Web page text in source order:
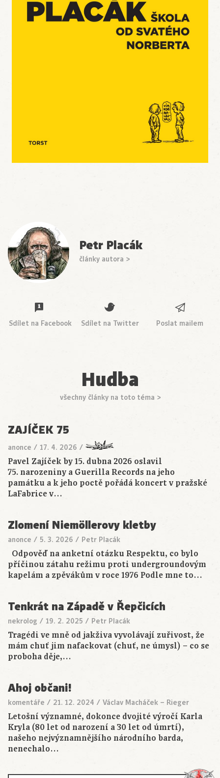
Petr Placák
články autora >
Sdílet na Facebook Sdílet na Twitter Poslat mailem
Hudba
všechny články na toto téma >
ZAJÍČEK 75
anonce / 17. 4. 2026 /
Pavel Zajíček by 15. dubna 2026 oslavil
75. narozeniny a Guerilla Records na jeho
památku a k jeho poctě pořádá koncert v pražské
LaFabrice v…
Zlomení Niemöllerovy kletby
anonce / 5. 3. 2026 / Petr Placák
Odpověď na anketní otázku Respektu, co bylo
příčinou zátahu režimu proti undergroundovým
kapelám a zpěvákům v roce 1976 Podle mne to…
Tenkrát na Západě v Řepčicích
nekrolog / 19. 2. 2025 / Petr Placák
Tragédi ve mně od jakživa vyvolávají zuřivost, že
mám chuť jim nafackovat (chuť, ne úmysl) – co se
proboha děje,…
Ahoj občani!
komentáře / 21. 12. 2024 / Václav Macháček – Rieger
Letošní významné, dokonce dvojité výročí Karla
Kryla (80 let od narození a 30 let od úmrtí),
našeho nejvýznamnějšího národního barda,
nenechalo…